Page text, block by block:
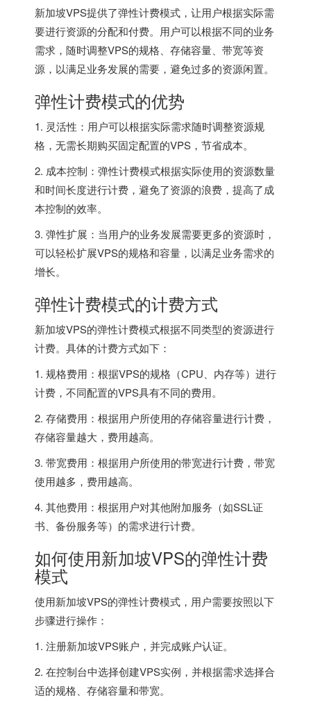
新加坡VPS提供了弹性计费模式，让用户根据实际需
要进行资源的分配和付费。用户可以根据不同的业务
需求，随时调整VPS的规格、存储容量、带宽等资
源，以满足业务发展的需要，避免过多的资源闲置。
弹性计费模式的优势
1. 灵活性：用户可以根据实际需求随时调整资源规
格，无需长期购买固定配置的VPS，节省成本。
2. 成本控制：弹性计费模式根据实际使用的资源数量
和时间长度进行计费，避免了资源的浪费，提高了成
本控制的效率。
3. 弹性扩展：当用户的业务发展需要更多的资源时，
可以轻松扩展VPS的规格和容量，以满足业务需求的
增长。
弹性计费模式的计费方式
新加坡VPS的弹性计费模式根据不同类型的资源进行
计费。具体的计费方式如下：
1. 规格费用：根据VPS的规格（CPU、内存等）进行
计费，不同配置的VPS具有不同的费用。
2. 存储费用：根据用户所使用的存储容量进行计费，
存储容量越大，费用越高。
3. 带宽费用：根据用户所使用的带宽进行计费，带宽
使用越多，费用越高。
4. 其他费用：根据用户对其他附加服务（如SSL证
书、备份服务等）的需求进行计费。
如何使用新加坡VPS的弹性计费
模式
使用新加坡VPS的弹性计费模式，用户需要按照以下
步骤进行操作：
1. 注册新加坡VPS账户，并完成账户认证。
2. 在控制台中选择创建VPS实例，并根据需求选择合
适的规格、存储容量和带宽。